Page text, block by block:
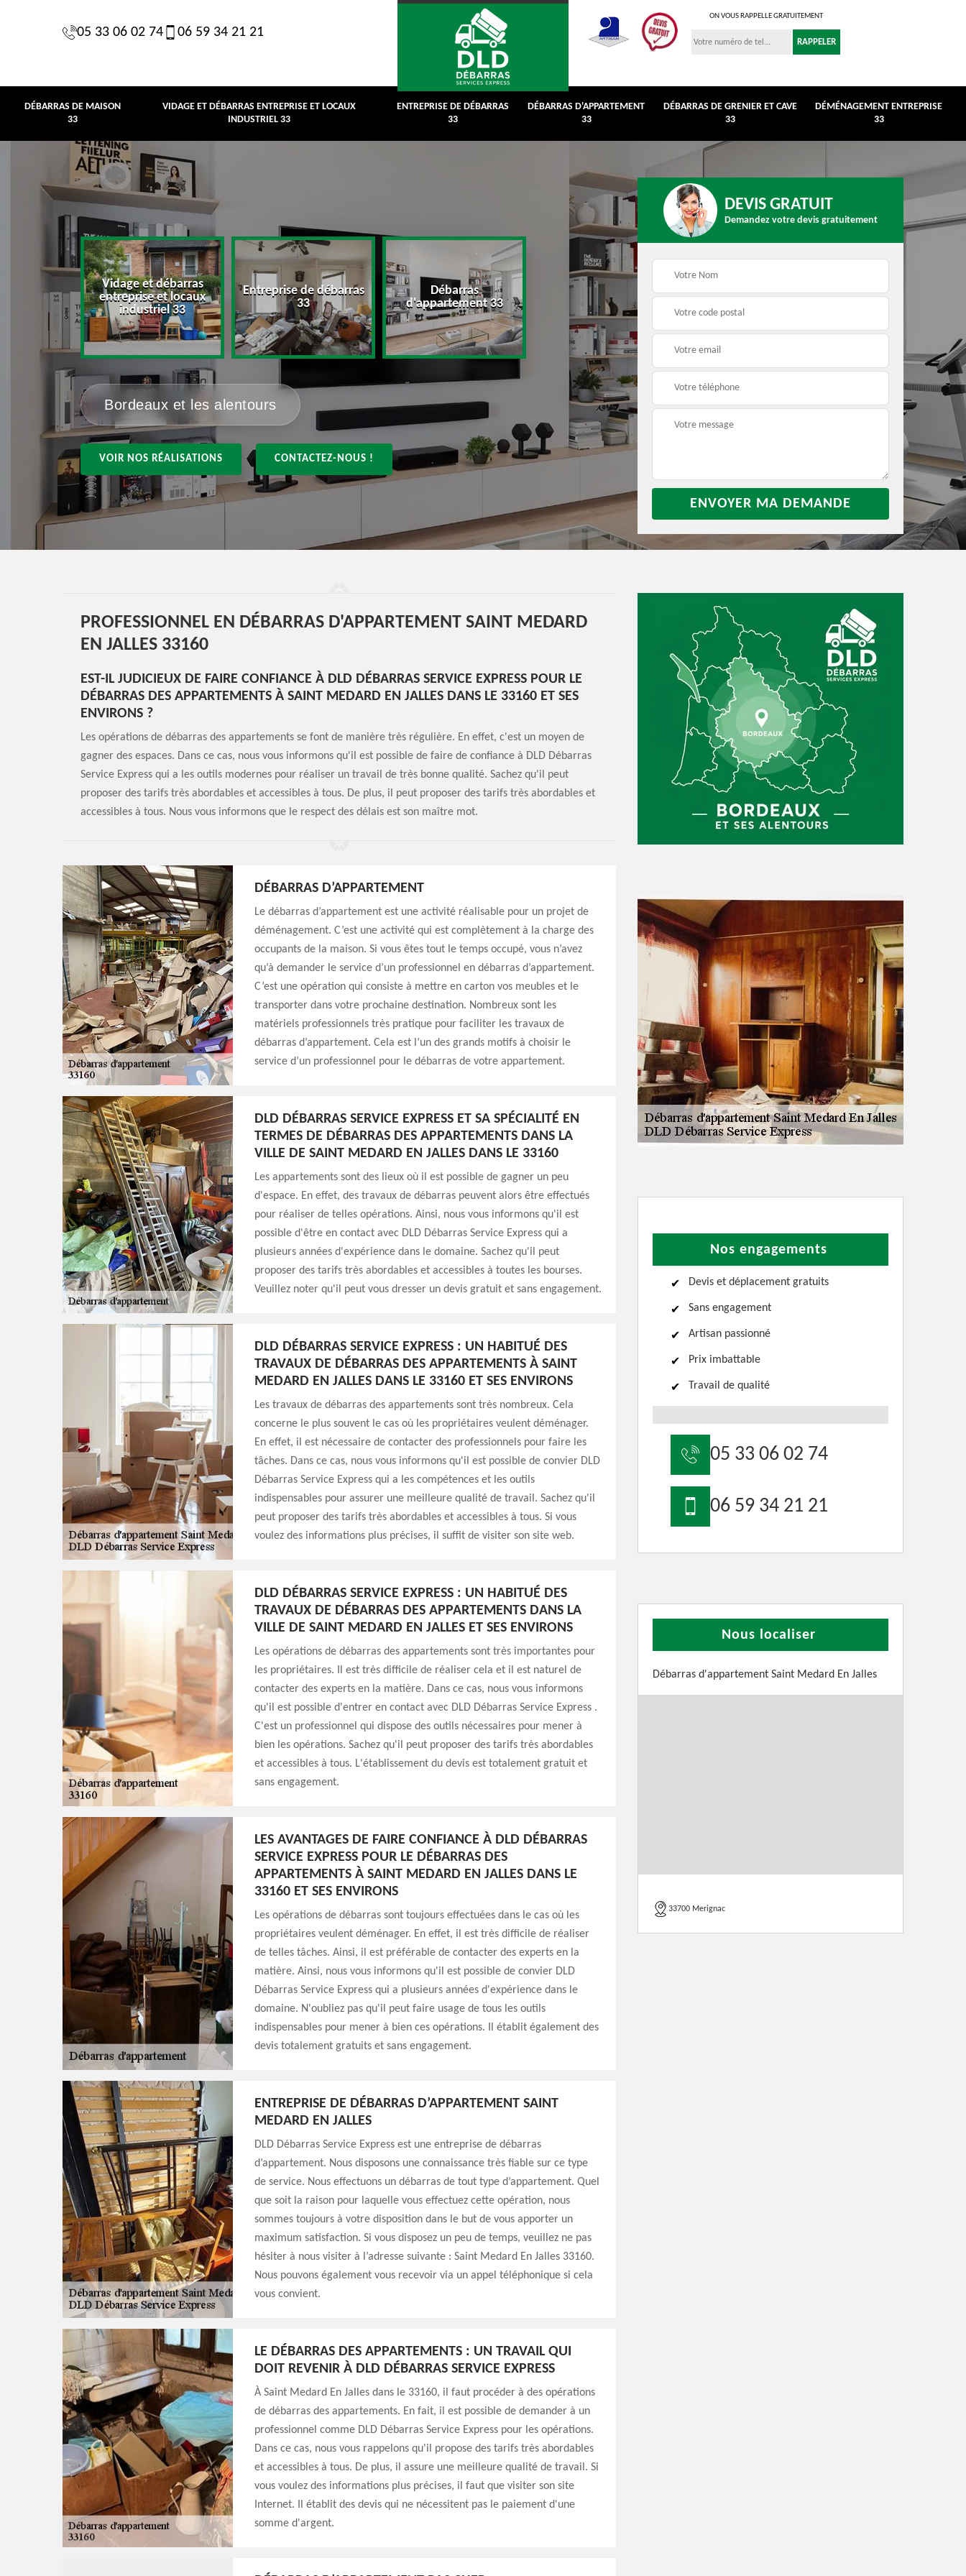
05 33 06 02 74 06 59 34 21 21
ON VOUS RAPPELLE GRATUITEMENT
DÉBARRAS DE MAISON
33
VIDAGE ET DÉBARRAS ENTREPRISE ET LOCAUX
INDUSTRIEL 33
ENTREPRISE DE DÉBARRAS
33
DÉBARRAS D'APPARTEMENT
33
DÉBARRAS DE GRENIER ET CAVE
33
DÉMÉNAGEMENT ENTREPRISE
33
maison 33
Vidage et débarras
entreprise et locaux
industriel 33
Entreprise de débarras
33
Débarras
d'appartement 33
Débarras de grenier et
cave 33
Déménagement
Débarras de maison
Bordeaux et les alentours
VOIR NOS RÉALISATIONS CONTACTEZ-NOUS !
DEVIS GRATUIT
Demandez votre devis gratuitement
PROFESSIONNEL EN DÉBARRAS D'APPARTEMENT SAINT MEDARD
EN JALLES 33160
EST-IL JUDICIEUX DE FAIRE CONFIANCE À DLD DÉBARRAS SERVICE EXPRESS POUR LE
DÉBARRAS DES APPARTEMENTS À SAINT MEDARD EN JALLES DANS LE 33160 ET SES
ENVIRONS ?
Les opérations de débarras des appartements se font de manière très régulière. En effet, c'est un moyen de
gagner des espaces. Dans ce cas, nous vous informons qu'il est possible de faire de confiance à DLD Débarras
Service Express qui a les outils modernes pour réaliser un travail de très bonne qualité. Sachez qu'il peut
proposer des tarifs très abordables et accessibles à tous. De plus, il peut proposer des tarifs très abordables et
accessibles à tous. Nous vous informons que le respect des délais est son maître mot.
DÉBARRAS D’APPARTEMENT
Le débarras d’appartement est une activité réalisable pour un projet de
déménagement. C’est une activité qui est complètement à la charge des
occupants de la maison. Si vous êtes tout le temps occupé, vous n’avez
qu’à demander le service d’un professionnel en débarras d’appartement.
C’est une opération qui consiste à mettre en carton vos meubles et le
transporter dans votre prochaine destination. Nombreux sont les
matériels professionnels très pratique pour faciliter les travaux de
débarras d’appartement. Cela est l’un des grands motifs à choisir le
service d’un professionnel pour le débarras de votre appartement.
DLD DÉBARRAS SERVICE EXPRESS ET SA SPÉCIALITÉ EN
TERMES DE DÉBARRAS DES APPARTEMENTS DANS LA
VILLE DE SAINT MEDARD EN JALLES DANS LE 33160
Les appartements sont des lieux où il est possible de gagner un peu
d'espace. En effet, des travaux de débarras peuvent alors être effectués
pour réaliser de telles opérations. Ainsi, nous vous informons qu'il est
possible d'être en contact avec DLD Débarras Service Express qui a
plusieurs années d'expérience dans le domaine. Sachez qu'il peut
proposer des tarifs très abordables et accessibles à toutes les bourses.
Veuillez noter qu'il peut vous dresser un devis gratuit et sans engagement.
DLD DÉBARRAS SERVICE EXPRESS : UN HABITUÉ DES
TRAVAUX DE DÉBARRAS DES APPARTEMENTS À SAINT
MEDARD EN JALLES DANS LE 33160 ET SES ENVIRONS
Les travaux de débarras des appartements sont très nombreux. Cela
concerne le plus souvent le cas où les propriétaires veulent déménager.
En effet, il est nécessaire de contacter des professionnels pour faire les
tâches. Dans ce cas, nous vous informons qu'il est possible de convier DLD
Débarras Service Express qui a les compétences et les outils
indispensables pour assurer une meilleure qualité de travail. Sachez qu'il
peut proposer des tarifs très abordables et accessibles à tous. Si vous
voulez des informations plus précises, il suffit de visiter son site web.
DLD DÉBARRAS SERVICE EXPRESS : UN HABITUÉ DES
TRAVAUX DE DÉBARRAS DES APPARTEMENTS DANS LA
VILLE DE SAINT MEDARD EN JALLES ET SES ENVIRONS
Les opérations de débarras des appartements sont très importantes pour
les propriétaires. Il est très difficile de réaliser cela et il est naturel de
contacter des experts en la matière. Dans ce cas, nous vous informons
qu'il est possible d'entrer en contact avec DLD Débarras Service Express .
C'est un professionnel qui dispose des outils nécessaires pour mener à
bien les opérations. Sachez qu'il peut proposer des tarifs très abordables
et accessibles à tous. L'établissement du devis est totalement gratuit et
sans engagement.
LES AVANTAGES DE FAIRE CONFIANCE À DLD DÉBARRAS
SERVICE EXPRESS POUR LE DÉBARRAS DES
APPARTEMENTS À SAINT MEDARD EN JALLES DANS LE
33160 ET SES ENVIRONS
Les opérations de débarras sont toujours effectuées dans le cas où les
propriétaires veulent déménager. En effet, il est très difficile de réaliser
de telles tâches. Ainsi, il est préférable de contacter des experts en la
matière. Ainsi, nous vous informons qu'il est possible de convier DLD
Débarras Service Express qui a plusieurs années d'expérience dans le
domaine. N'oubliez pas qu'il peut faire usage de tous les outils
indispensables pour mener à bien ces opérations. Il établit également des
devis totalement gratuits et sans engagement.
ENTREPRISE DE DÉBARRAS D’APPARTEMENT SAINT
MEDARD EN JALLES
DLD Débarras Service Express est une entreprise de débarras
d’appartement. Nous disposons une connaissance très fiable sur ce type
de service. Nous effectuons un débarras de tout type d’appartement. Quel
que soit la raison pour laquelle vous effectuez cette opération, nous
sommes toujours à votre disposition dans le but de vous apporter un
maximum satisfaction. Si vous disposez un peu de temps, veuillez ne pas
hésiter à nous visiter à l’adresse suivante : Saint Medard En Jalles 33160.
Nous pouvons également vous recevoir via un appel téléphonique si cela
vous convient.
LE DÉBARRAS DES APPARTEMENTS : UN TRAVAIL QUI
DOIT REVENIR À DLD DÉBARRAS SERVICE EXPRESS
À Saint Medard En Jalles dans le 33160, il faut procéder à des opérations
de débarras des appartements. En fait, il est possible de demander à un
professionnel comme DLD Débarras Service Express pour les opérations.
Dans ce cas, nous vous rappelons qu'il propose des tarifs très abordables
et accessibles à tous. De plus, il assure une meilleure qualité de travail. Si
vous voulez des informations plus précises, il faut que visiter son site
Internet. Il établit des devis qui ne nécessitent pas le paiement d'une
somme d'argent.
Nos engagements
Devis et déplacement gratuits
Sans engagement
Artisan passionné
Prix imbattable
Travail de qualité
05 33 06 02 74
06 59 34 21 21
Nous localiser
Débarras d'appartement Saint Medard En Jalles
33700 Merignac